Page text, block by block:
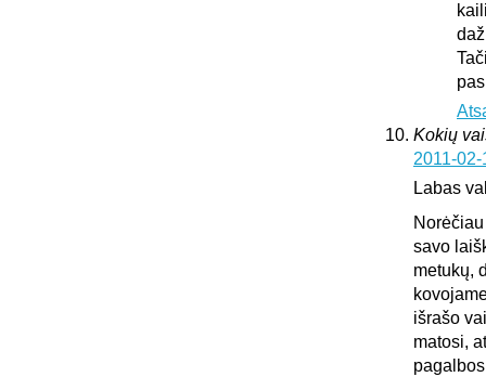
Kokių
2011-
Labas
savo
metukų,
išrašo
matosi,